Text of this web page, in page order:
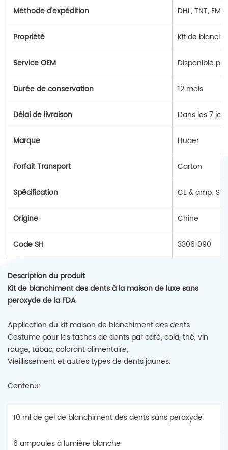
Méthode d'expédition DHL, TNT,
Propriété Kit de
Service OEM Disponible
Durée de conservation 12 mois
Délai de livraison Dans les 7
Marque Huaer
Forfait Transport Carton
Spécification CE & amp;
Origine Chine
Code SH 33061090
Description du produit
Kit de blanchiment des dents à la maison de luxe sans
peroxyde de la FDA
Application du kit maison de blanchiment des dents
Costume pour les taches de dents par café, cola, thé, vin
rouge, tabac, colorant alimentaire,
Vieillissement et autres types de dents jaunes.
Contenu:
10 ml de gel de blanchiment des dents sans peroxyde
6 ampoules à lumière blanche